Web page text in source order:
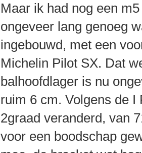
Maar ik had nog een
ongeveer lang genoeg
ingebouwd, met een
Michelin Pilot SX. Dat
balhoofdlager is nu
ruim 6 cm. Volgens de
2graad veranderd, van
voor een boodschap